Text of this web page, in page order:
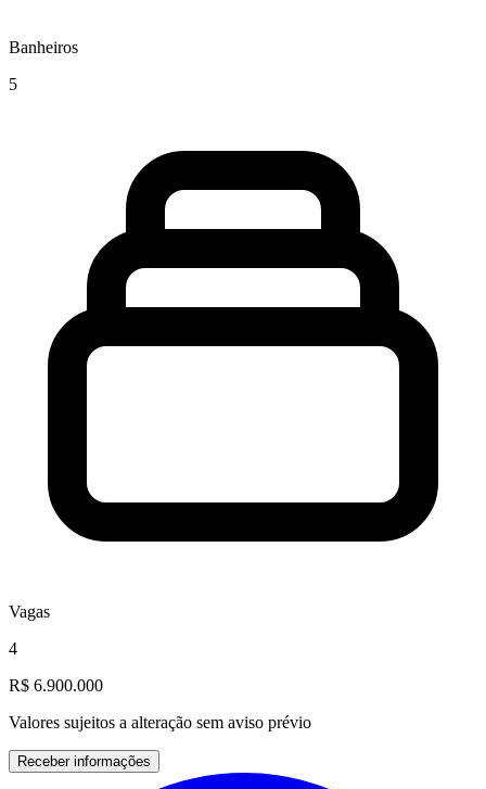
Banheiros
5
Vagas
4
R$ 6.900.000
Valores sujeitos a alteração sem aviso prévio
Receber informações